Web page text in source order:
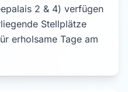
2 & 4) verfügen
Stellplätze
erholsame Tage am